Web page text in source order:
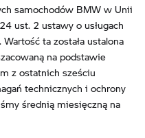
samochodów BMW w Unii
ust. 2 ustawy o usługach
ta została ustalona
na podstawie
z ostatnich sześciu
technicznych i ochrony
średnią miesięczną na